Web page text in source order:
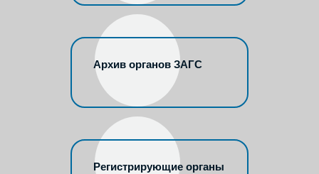
Архив органов ЗАГС
Регистрирующие органы